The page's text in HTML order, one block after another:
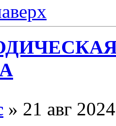
» 21 авг